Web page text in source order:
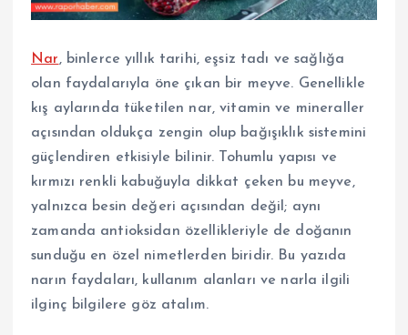
Nar, binlerce yıllık tarihi, eşsiz tadı ve sağlığa
olan faydalarıyla öne çıkan bir meyve. Genellikle
kış aylarında tüketilen nar, vitamin ve mineraller
açısından oldukça zengin olup bağışıklık sistemini
güçlendiren etkisiyle bilinir. Tohumlu yapısı ve
kırmızı renkli kabuğuyla dikkat çeken bu meyve,
yalnızca besin değeri açısından değil; aynı
zamanda antioksidan özellikleriyle de doğanın
sunduğu en özel nimetlerden biridir. Bu yazıda
narın faydaları, kullanım alanları ve narla ilgili
ilginç bilgilere göz atalım.